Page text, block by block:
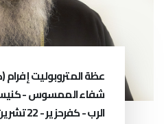
عظة المتروبوليت
شفاء الممسوس -
الرب - كفرحزير - 22 تشرين الأوّل 2023